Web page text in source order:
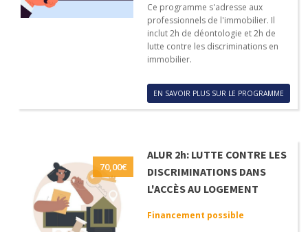
Ce programme s'adresse aux
professionnels de l'immobilier. Il
inclut 2h de déontologie et 2h de
lutte contre les discriminations en
immobilier.
EN SAVOIR PLUS SUR LE PROGRAMME
70,00€
ALUR 2h: LUTTE CONTRE LES
DISCRIMINATIONS DANS
L'ACCÈS AU LOGEMENT
Financement possible